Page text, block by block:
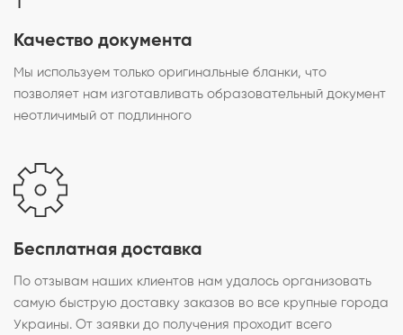
Качество документа
Мы используем только оригинальные бланки, что
позволяет нам изготавливать образовательный документ
неотличимый от подлинного
Бесплатная доставка
По отзывам наших клиентов нам удалось организовать
самую быструю доставку заказов во все крупные города
Украины. От заявки до получения проходит всего